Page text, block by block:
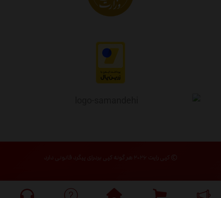
© کپی رایت ۲۰۲۶ هر گونه کپی بردرای پیگرد قانونی دارد